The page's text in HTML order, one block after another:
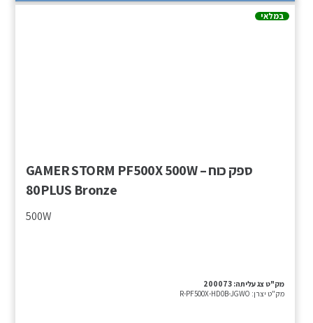
במלאי
ספק כוח – GAMER STORM PF500X 500W
80PLUS Bronze
500W
מק"ט צג עליתה: 200073
מק"ט יצרן: R-PF500X-HD0B-JGWO